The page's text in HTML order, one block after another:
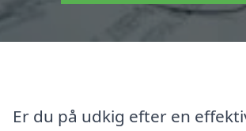
Er du på udkig efter en